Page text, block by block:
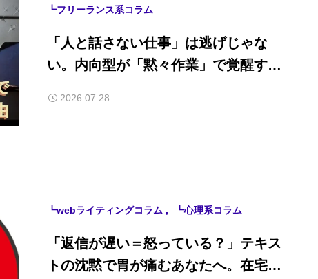
┗フリーランス系コラム
「人と話さない仕事」は逃げじゃな
い。内向型が「黙々作業」で覚醒する
2026.07.28
┗webライティングコラム ┗心理系コラム
「返信が遅い＝怒っている？」テキス
トの沈黙で胃が痛むあなたへ。在宅ワ